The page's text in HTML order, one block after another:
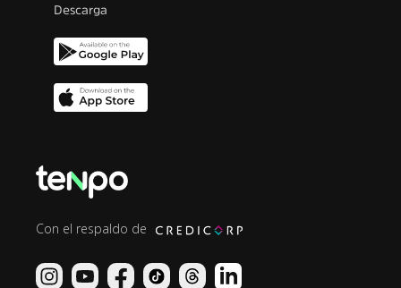
Descarga
Con el respaldo de